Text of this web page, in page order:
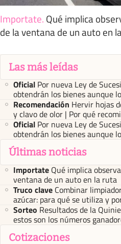
Importate. Qué implica
de la ventana de un auto en
Las más leídas
Oficial Por nueva Ley de
obtendrán los bienes aunque
Recomendación Hervir hojas
y clavo de olor | Por qué
Oficial Por nueva Ley de
obtendrán los bienes aunque
Últimas noticias
Importate Qué implica
ventana de un auto en la ruta
Truco clave Combinar
azúcar: para qué se utiliza y
Sorteo Resultados de la
estos son los números
Cotizaciones